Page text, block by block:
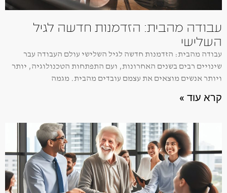
עבודה מהבית: הזדמנות חדשה לגיל
השלישי
עבודה מהבית: הזדמנות חדשה לגיל השלישי עולם העבודה עבר
שינויים רבים בשנים האחרונות, ועם התפתחות הטכנולוגיה, יותר
ויותר אנשים מוצאים את עצמם עובדים מהבית. מגמה
קרא עוד »